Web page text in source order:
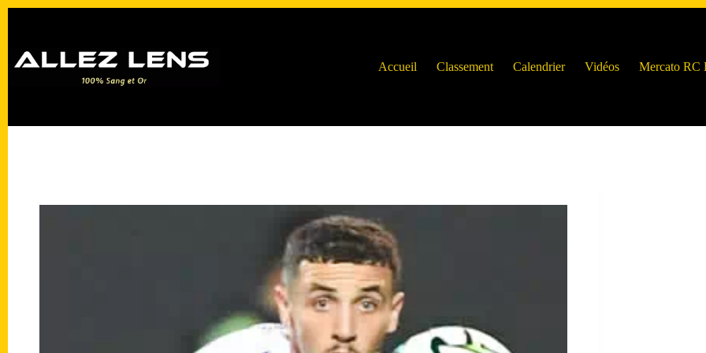
Accueil
Classement Calendrier Vidéos Mercato RC